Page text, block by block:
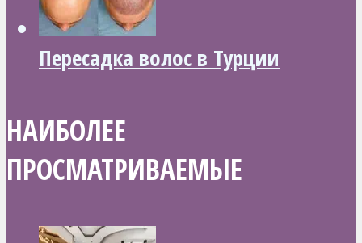
Пересадка волос в Турции
НАИБОЛЕЕ
ПРОСМАТРИВАЕМЫЕ